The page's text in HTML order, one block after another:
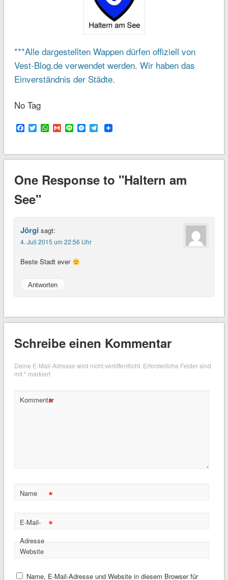
***Alle dargestellten Wappen dürfen offiziell von
Vest-Blog.de verwendet werden. Wir haben das
Einverständnis der Städte.
No Tag
Facebook
TwitterWhatsApp
Gmail
LineMessenger
Telegram
One Response to "Haltern am
See"
Jörgi sagt:
4. Juli 2015 um 22:56 Uhr
Beste Stadt ever
Antworten
Schreibe einen Kommentar
Deine E-Mail-Adresse wird nicht veröffentlicht. Erforderliche Felder sind
mit* markiert
Kommentar
*
Name *
E-Mail-
Adresse
*
Website
Name, E-Mail-Adresse und Website in diesem Browser für